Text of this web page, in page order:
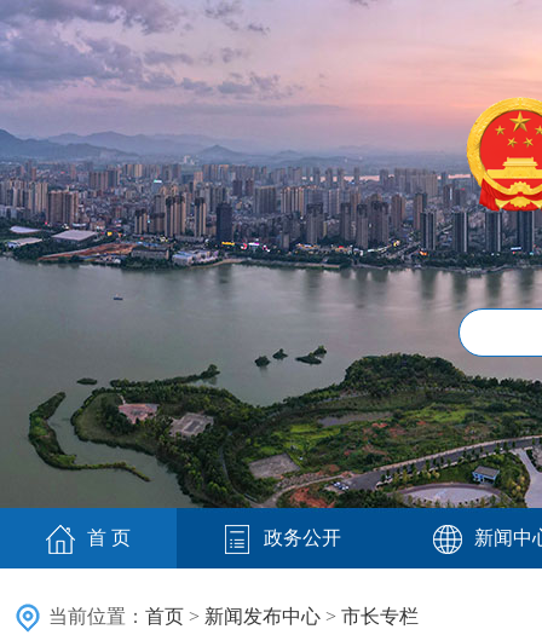
首 页 政务公开 新闻中
当前位置： 首页 > 新闻发布中心 > 市长专栏